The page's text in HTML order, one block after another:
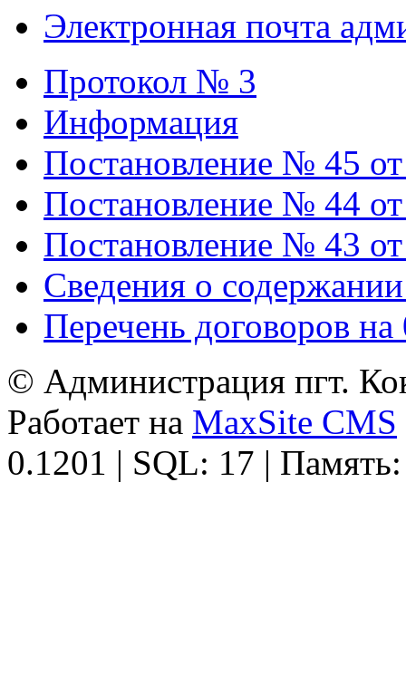
Электронная почта
Протокол № 3
Информация
Постановление № 45
Постановление № 44
Постановление № 43
Сведения о
Перечень договоров на
© Администрация пгт.
Работает на MaxSite CMS
0.1201 | SQL: 17 |